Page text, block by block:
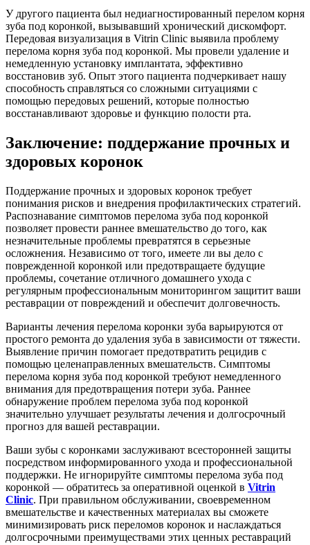
У другого пациента был недиагностированный перелом корня
зуба под коронкой, вызывавший хронический дискомфорт.
Передовая визуализация в Vitrin Clinic выявила проблему
перелома корня зуба под коронкой. Мы провели удаление и
немедленную установку имплантата, эффективно
восстановив зуб. Опыт этого пациента подчеркивает нашу
способность справляться со сложными ситуациями с
помощью передовых решений, которые полностью
восстанавливают здоровье и функцию полости рта.
Заключение: поддержание прочных и
здоровых коронок
Поддержание прочных и здоровых коронок требует
понимания рисков и внедрения профилактических стратегий.
Распознавание симптомов перелома зуба под коронкой
позволяет провести раннее вмешательство до того, как
незначительные проблемы превратятся в серьезные
осложнения. Независимо от того, имеете ли вы дело с
поврежденной коронкой или предотвращаете будущие
проблемы, сочетание отличного домашнего ухода с
регулярным профессиональным мониторингом защитит ваши
реставрации от повреждений и обеспечит долговечность.
Варианты лечения перелома коронки зуба варьируются от
простого ремонта до удаления зуба в зависимости от тяжести.
Выявление причин помогает предотвратить рецидив с
помощью целенаправленных вмешательств. Симптомы
перелома корня зуба под коронкой требуют немедленного
внимания для предотвращения потери зуба. Раннее
обнаружение проблем перелома зуба под коронкой
значительно улучшает результаты лечения и долгосрочный
прогноз для вашей реставрации.
Ваши зубы с коронками заслуживают всесторонней защиты
посредством информированного ухода и профессиональной
поддержки. Не игнорируйте симптомы перелома зуба под
коронкой — обратитесь за оперативной оценкой в Vitrin
Clinic. При правильном обслуживании, своевременном
вмешательстве и качественных материалах вы сможете
минимизировать риск переломов коронок и наслаждаться
долгосрочными преимуществами этих ценных реставраций